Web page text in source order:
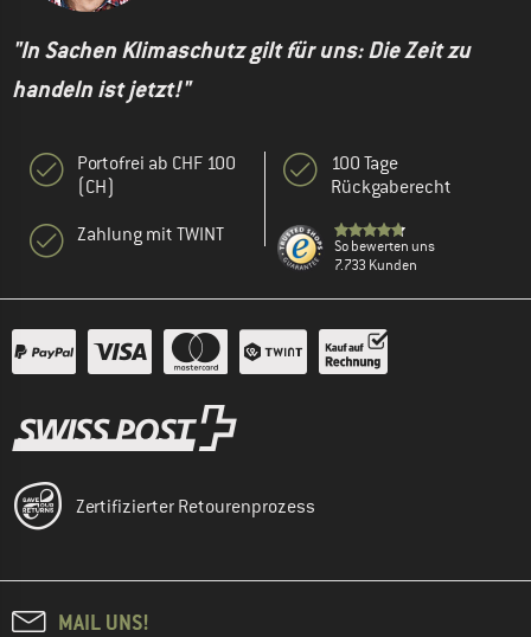
"In Sachen Klimaschutz gilt für uns: Die Zeit zu
handeln ist jetzt!"
Portofrei ab CHF 100
(CH)
Zahlung mit TWINT
100 Tage
Rückgaberecht
So bewerten uns
7.733 Kunden
Zertifizierter Retourenprozess
MAIL UNS!